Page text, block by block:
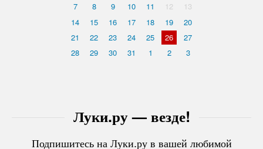
Луки.ру — везде!
Подпишитесь на Луки.ру в вашей любимой
7
8 9 10 11 12
13
14
15 16 17 18 19
20
21
22 23 24 25 26
27
28
29 30 31 1 2 3